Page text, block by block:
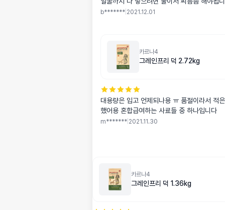
7키로 좀 넘는데 좀 작네요.. ㅋㅋ 그래도 혹
b******* 2021.12.01
카르나4
그레인프리 덕 2.72kg
대용량은 입고 언제되나용 ㅠ 품절이라서 적
했어용 혼합급여하는 사료들 중 하나입니다
m******* 2021.11.30
카르나4
그레인프리 덕 1.36kg